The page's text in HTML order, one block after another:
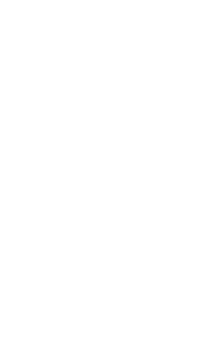
Rechtspraak.nl
Rechtspraak.nl
verlaat - U verlaat